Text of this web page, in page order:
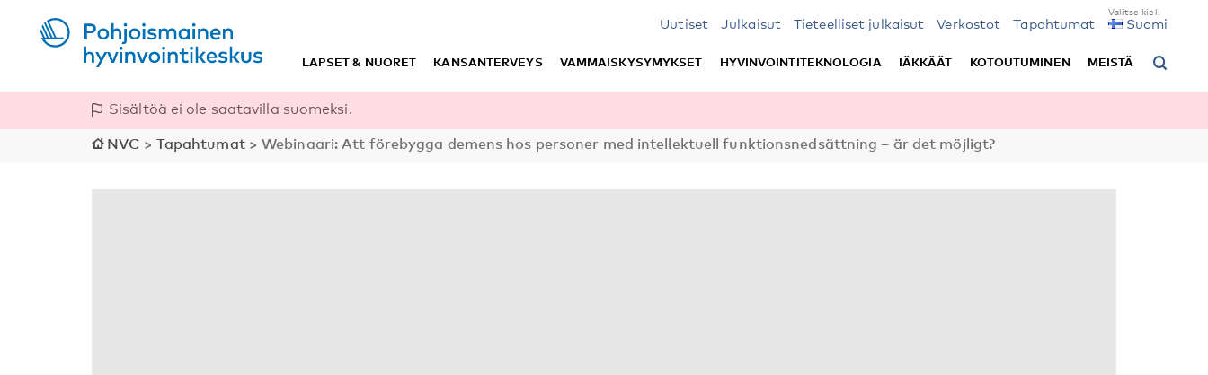
Uutiset Julkaisut Tieteelliset julkaisut Verkostot Tapahtumat Suomi
LAPSET & NUORET KANSANTERVEYS VAMMAISKYSYMYKSET HYVINVOINTITEKNOLOGIA IÄKKÄÄT KOTOUTUMINEN MEISTÄ
Sisältöä ei ole saatavilla suomeksi.
NVC > Tapahtumat>Webinaari: Att förebygga demens hos personer med intellektuell funktionsnedsättning – är det möjligt?